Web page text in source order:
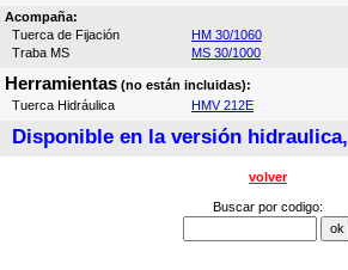
Acompaña:
Tuerca de Fijación
HM 30/1060
Traba MS
MS 30/1000
Herramientas (no están incluidas):
Tuerca Hidráulica
HMV 212E
Disponible en la versión hidraulica,
volver
Buscar por codigo: